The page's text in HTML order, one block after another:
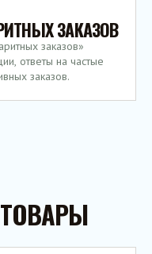
ЗАКАЗОВ
заказов»
ответы на частые
заказов.